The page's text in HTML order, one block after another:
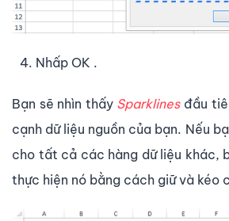
Nhấp OK .
Bạn sẽ nhìn thấy Sparklinesđầu
cạnh dữ liệu nguồn của bạn. Nếu
cho tất cả các hàng dữ liệu khác,
thực hiện nó bằng cách giữ và kéo